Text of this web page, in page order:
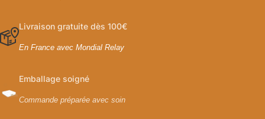
Livraison gratuite dès 100€
En France avec Mondial Relay
Emballage soigné
Commande préparée avec soin